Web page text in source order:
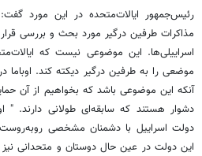
رئیس‌جمهور ایالات‌متحده در این مورد
مذاکرات طرفین درگیر مورد بحث و بررسی
اسراییلی‌ها. این موضوعی نیست که
موضعی را به طرفین درگیر دیکته کند.
آنکه این موضوعی باشد که بخواهیم از آن
دشوار هستند که سابقه‌ای طولانی دارند. "
دولت اسراییل با دشمنان مشخصی
این دولت در عین حال دوستان و متحدانی نیز